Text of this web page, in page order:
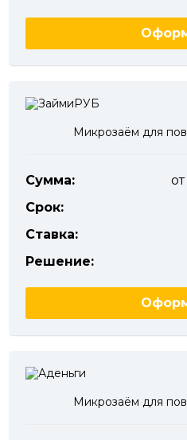
Микрозаём для
Сумма:
Срок:
Ставка:
Решение:
Микрозаём для